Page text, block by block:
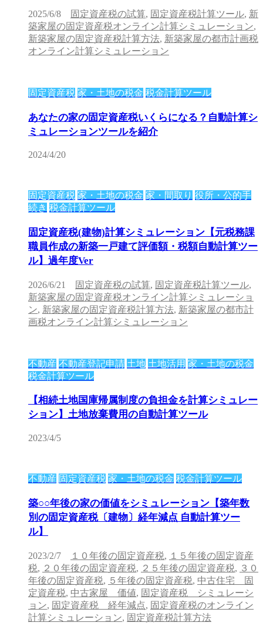
2025/6/8 固定資産税の試算, 固定資産税計算ツール, 新
築家屋の固定資産税オンライン計算シミュレーション,
新築家屋の固定資産税計算方法, 新築家屋の都市計画税
オンライン計算シミュレーション
固定資産税 家・土地の税金 税金計算ツール
あなたの家の固定資産税いくらになる？自動計算シ
ミュレーションツールを紹介
2024/4/20
固定資産税 家・土地の税金 家・間取り 役所・公的手
続き 税金計算ツール
固定資産税(建物)計算シミュレーション【元税務課
職員作成の新築一戸建て評価額・税額自動計算ツー
ル】過年度Ver
2026/6/21 固定資産税の試算, 固定資産税計算ツール,
新築家屋の固定資産税オンライン計算シミュレーショ
ン, 新築家屋の固定資産税計算方法, 新築家屋の都市計
画税オンライン計算シミュレーション
不動産 不動産登記申請 土地 土地活用 家・土地の税金
税金計算ツール
【相続土地国庫帰属制度の負担金を計算シミュレー
ション】土地放棄費用の自動計算ツール
2023/4/5
不動産 固定資産税 家・土地の税金 税金計算ツール
築○○年後の家の価値をシミュレーション【築年数
別の固定資産税〔建物〕経年減点 自動計算ツー
ル】
2023/2/7 １０年後の固定資産税, １５年後の固定資産
税, ２０年後の固定資産税, ２５年後の固定資産税, ３０
年後の固定資産税, ５年後の固定資産税, 中古住宅 固
定資産税, 中古家屋 価値, 固定資産税 シミュレーシ
ョン, 固定資産税 経年減点, 固定資産税のオンライン
計算シミュレーション, 固定資産税計算方法